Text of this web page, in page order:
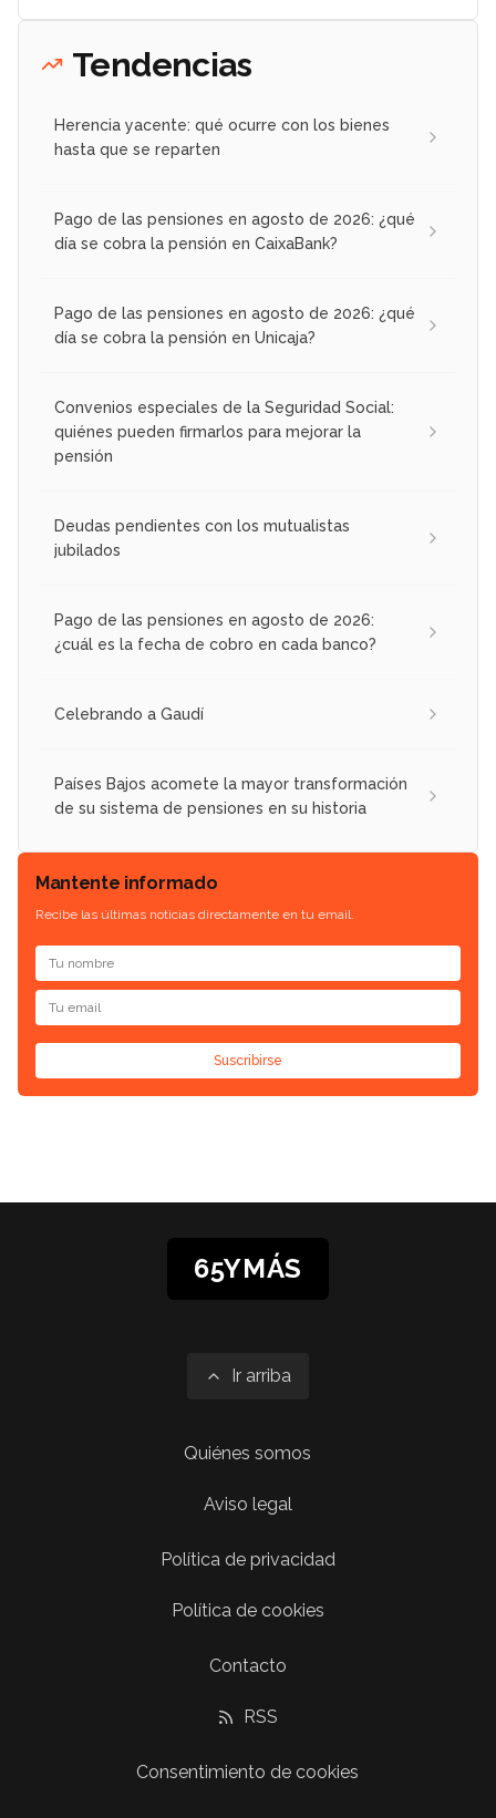
Tendencias
Herencia yacente: qué ocurre con los bienes
hasta que se reparten
Pago de las pensiones en agosto de 2026: ¿qué
día se cobra la pensión en CaixaBank?
Pago de las pensiones en agosto de 2026: ¿qué
día se cobra la pensión en Unicaja?
Convenios especiales de la Seguridad Social:
quiénes pueden firmarlos para mejorar la
pensión
Deudas pendientes con los mutualistas
jubilados
Pago de las pensiones en agosto de 2026:
¿cuál es la fecha de cobro en cada banco?
Celebrando a Gaudí
Países Bajos acomete la mayor transformación
de su sistema de pensiones en su historia
Mantente informado
Recibe las últimas noticias directamente en tu email.
Suscribirse
65YMÁS
Ir arriba
Quiénes somos
Aviso legal
Política de privacidad
Política de cookies
Contacto
RSS
Consentimiento de cookies